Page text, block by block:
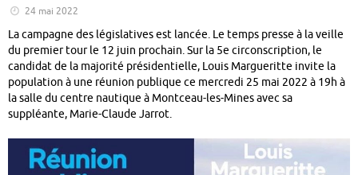
24 mai 2022
La campagne des législatives est lancée. Le temps presse à la veille
du premier tour le 12 juin prochain. Sur la 5e circonscription, le
candidat de la majorité présidentielle, Louis Margueritte invite la
population à une réunion publique ce mercredi 25 mai 2022 à 19h à
la salle du centre nautique à Montceau-les-Mines avec sa
suppléante, Marie-Claude Jarrot.